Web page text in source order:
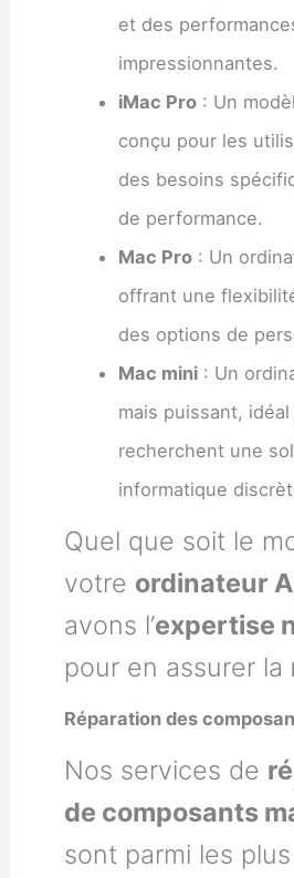
et des
impressionnantes.
iMac Pro : Un
conçu pour les
des besoins
de performance.
Mac Pro : Un
offrant une
des options de
Mac mini : Un
mais puissant,
recherchent une
informatique
Quel que soit le
votre ordinateur
avons l’expertise
pour en assurer la
Réparation des
Nos services de
de composants
sont parmi les